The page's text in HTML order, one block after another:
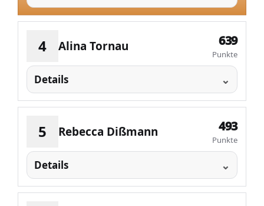
4 Alina Tornau 639
Punkte
Details
5 Rebecca Dißmann 493
Punkte
Details